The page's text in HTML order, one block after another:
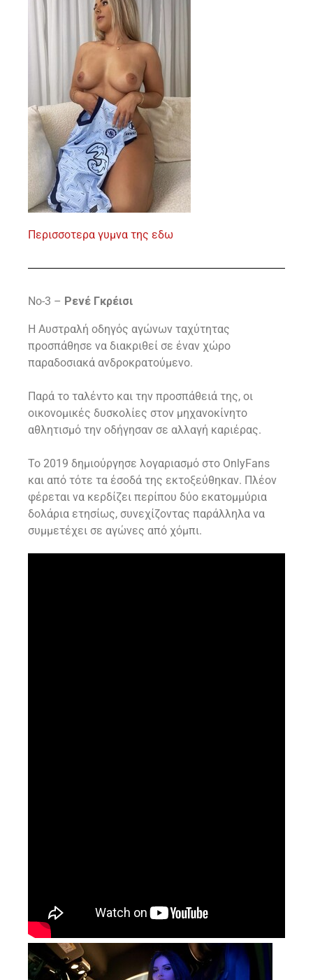
Περισσοτερα γυμνα της εδω
Νο-3 – Ρενέ Γκρέισι
Η Αυστραλή οδηγός αγώνων ταχύτητας
προσπάθησε να διακριθεί σε έναν χώρο
παραδοσιακά ανδροκρατούμενο.
Παρά το ταλέντο και την προσπάθειά της, οι
οικονομικές δυσκολίες στον μηχανοκίνητο
αθλητισμό την οδήγησαν σε αλλαγή καριέρας.
Το 2019 δημιούργησε λογαριασμό στο OnlyFans
και από τότε τα έσοδά της εκτοξεύθηκαν. Πλέον
φέρεται να κερδίζει περίπου δύο εκατομμύρια
δολάρια ετησίως, συνεχίζοντας παράλληλα να
συμμετέχει σε αγώνες από χόμπι.